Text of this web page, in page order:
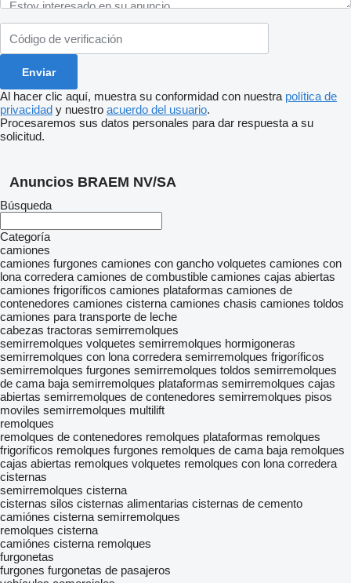
Al hacer clic aquí, muestra su conformidad con nuestra política de
privacidad y nuestro acuerdo del usuario.
Procesaremos sus datos personales para dar respuesta a su
solicitud.
Anuncios BRAEM NV/SA
Búsqueda
Categoría
camiones
camiones furgones camiones con gancho volquetes camiones con
lona corredera camiones de combustible camiones cajas abiertas
camiones frigoríficos camiones plataformas camiones de
contenedores camiones cisterna camiones chasis camiones toldos
camiones para transporte de leche
cabezas tractoras semirremolques
semirremolques volquetes semirremolques hormigoneras
semirremolques con lona corredera semirremolques frigoríficos
semirremolques furgones semirremolques toldos semirremolques
de cama baja semirremolques plataformas semirremolques cajas
abiertas semirremolques de contenedores semirremolques pisos
moviles semirremolques multilift
remolques
remolques de contenedores remolques plataformas remolques
frigoríficos remolques furgones remolques de cama baja remolques
cajas abiertas remolques volquetes remolques con lona corredera
cisternas
semirremolques cisterna
cisternas silos cisternas alimentarias cisternas de cemento
camiónes cisterna semirremolques
remolques cisterna
camiónes cisterna remolques
furgonetas
furgones furgonetas de pasajeros